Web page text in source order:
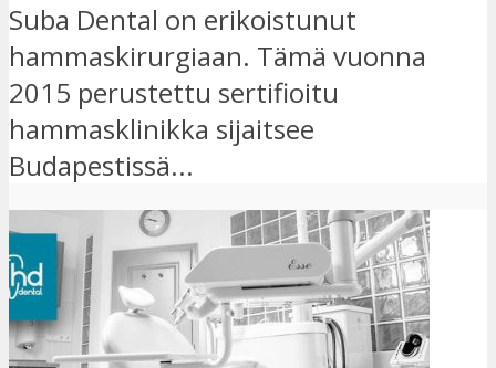
Suba Dental on erikoistunut
hammaskirurgiaan. Tämä vuonna
2015 perustettu sertifioitu
hammasklinikka sijaitsee
Budapestissä...